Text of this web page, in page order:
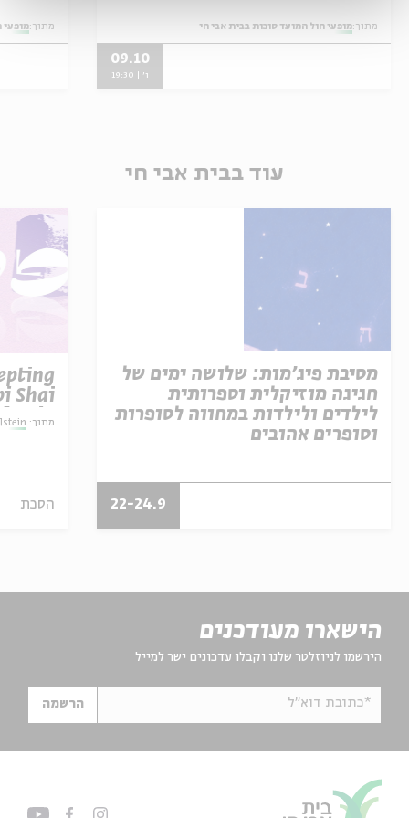
מתוך:מופעי חול המועד סוכות בבית אבי חי
09.10
ו' | 19:30
מתוך:מופעי
עוד בבית אבי חי
מסיבת פיג'מות: שלושה ימים של
חגיגה מוזיקלית וספרותית
לילדים ולילדות במחווה לסופרות
וסופרים אהובים
22-24.9
Shai
מתוך:
הסכת
הישארו מעודכנים
הירשמו לניוזלטר שלנו וקבלו עדכונים ישר למייל
*כתובת דוא"ל הרשמה